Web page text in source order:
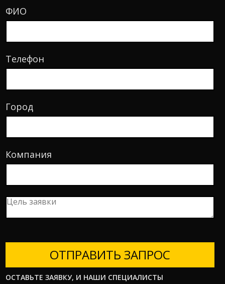
ФИО
Телефон
Город
Компания
ОТПРАВИТЬ ЗАПРОС
ОСТАВЬТЕ ЗАЯВКУ, И НАШИ СПЕЦИАЛИСТЫ